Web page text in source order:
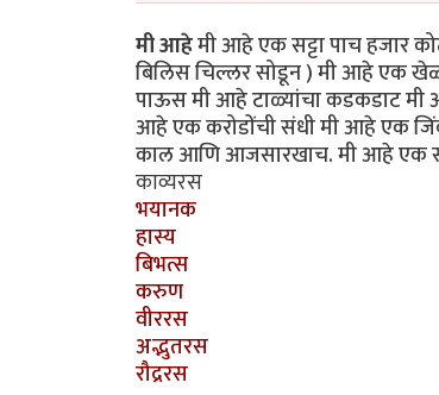
मी आहेमी आहे एक सट्टा पाच हजार
बिलिस चिल्लर सोडून ) मी आहे एक
पाऊस मी आहे टाळ्यांचा कडकडाट मी
आहे एक करोडोंची संधी मी आहे एक
काल आणि आजसारखाच. मी आहे एक
काव्यरस
भयानक
हास्य
बिभत्स
करुण
वीररस
अद्भुतरस
रौद्ररस